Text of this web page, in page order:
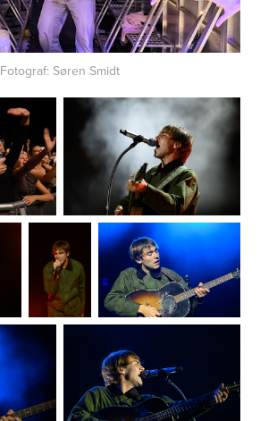
Fotograf: Søren Smidt